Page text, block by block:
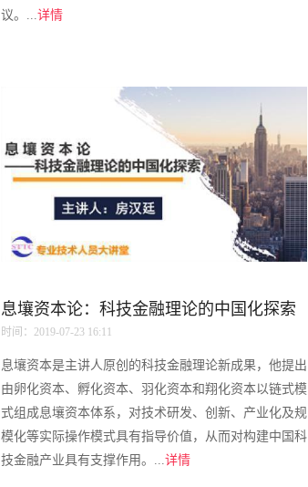
议。... 详情
息壤资本论：科技金融理论的中国化探索
时间：2019-07-23 16:11
息壤资本是主讲人原创的科技金融理论新成果，他提出
由卵化资本、孵化资本、羽化资本和翔化资本以链式模
式组成息壤资本体系，对技术研发、创新、产业化及规
模化等实际操作模式具有指导价值，从而对构建中国科
技金融产业具有支撑作用。... 详情